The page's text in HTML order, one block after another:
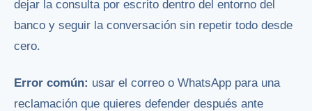
dejar la consulta por escrito dentro del entorno del
banco y seguir la conversación sin repetir todo desde
cero.
Error común: usar el correo o WhatsApp para una
reclamación que quieres defender después ante